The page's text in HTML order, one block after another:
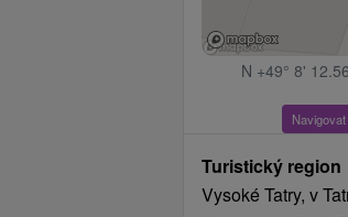
N +49° 8'
Navigovat
Turistický region
Vysoké Tatry, v